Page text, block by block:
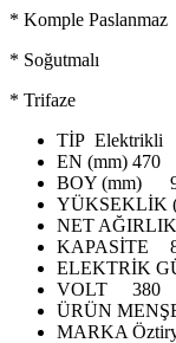
* Komple Paslanmaz
* Soğutmalı
* Trifaze
TİP Elektrikli
EN (mm) 470
BOY (mm)
YÜKSEKLİK
NET
KAPASİTE
ELEKTRİK
VOLT
380
ÜRÜN
MARKA